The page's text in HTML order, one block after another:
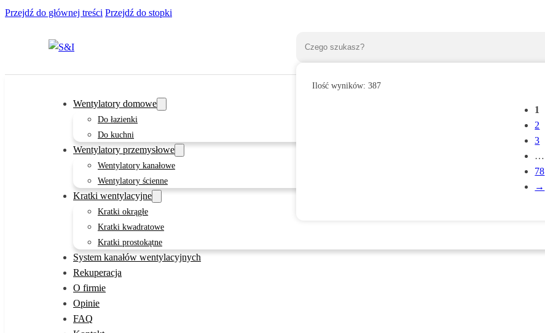
Przejdź do głównej treści Przejdź do stopki
Ilość wyników:387
1
2
3
…
78
→
Wentylatory domowe
Do łazienki
Do kuchni
Wentylatory przemysłowe
Wentylatory kanałowe
Wentylatory ścienne
Kratki wentylacyjne
Kratki okrągłe
Kratki kwadratowe
Kratki prostokątne
System kanałów wentylacyjnych
Rekuperacja
O firmie
Opinie
FAQ